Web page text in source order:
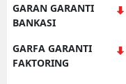
GARAN GARANTI
BANKASI
GARFA GARANTI
FAKTORING